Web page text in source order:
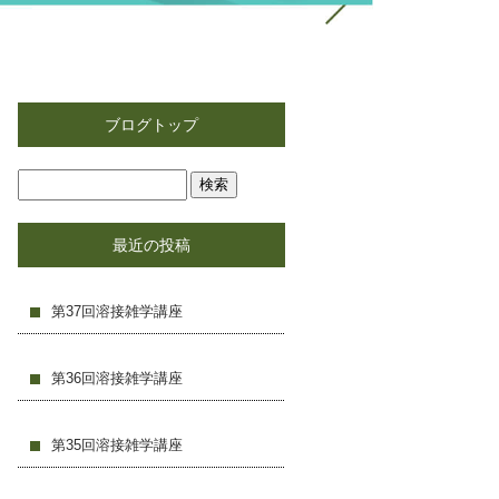
ブログトップ
最近の投稿
第37回溶接雑学講座
第36回溶接雑学講座
第35回溶接雑学講座